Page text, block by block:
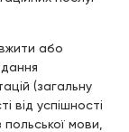
або
(загальну
від успішності
мови,